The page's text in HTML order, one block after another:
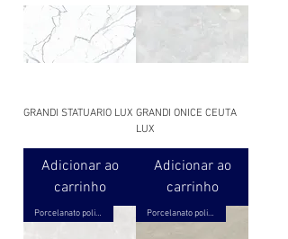
GRANDI STATUARIO LUX
Adicionar ao
carrinho
GRANDI ONICE CEUTA
LUX
Adicionar ao
carrinho
Porcelanato polido Porcelanato polido